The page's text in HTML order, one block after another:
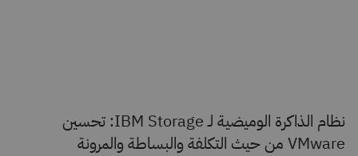
نظام الذاكرة الوميضية لـ IBM Storage: تحسين
VMware من حيث التكلفة والبساطة والمرونة